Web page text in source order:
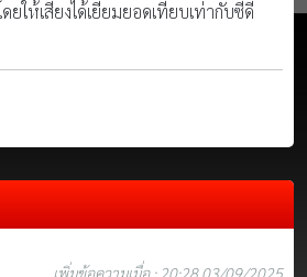
ให้เสียงได้เยี่ยมยอดเทียบเท่ากับซีดี
เพิ่มข้อความเมื่อ : 20:28 03/09/2025